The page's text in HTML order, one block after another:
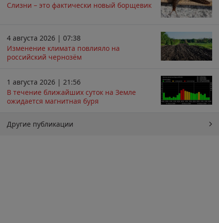
Слизни – это фактически новый борщевик
4 августа 2026 | 07:38
Изменение климата повлияло на
российский чернозём
1 августа 2026 | 21:56
В течение ближайших суток на Земле
ожидается магнитная буря
Другие публикации